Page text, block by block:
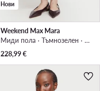
Нови
Weekend Max Mara
Миди пола · Тъмнозелен · Миди
228,99€